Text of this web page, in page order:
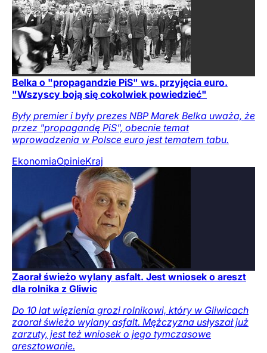
Belka o "propagandzie PiS" ws. przyjęcia euro.
"Wszyscy boją się cokolwiek powiedzieć"
Były premier i były prezes NBP Marek Belka uważa, że
przez "propagandę PiS", obecnie temat
wprowadzenia w Polsce euro jest tematem tabu.
EkonomiaOpinieKraj
Zaorał świeżo wylany asfalt. Jest wniosek o areszt
dla rolnika z Gliwic
Do 10 lat więzienia grozi rolnikowi, który w Gliwicach
zaorał świeżo wylany asfalt. Mężczyzna usłyszał już
zarzuty, jest też wniosek o jego tymczasowe
aresztowanie.